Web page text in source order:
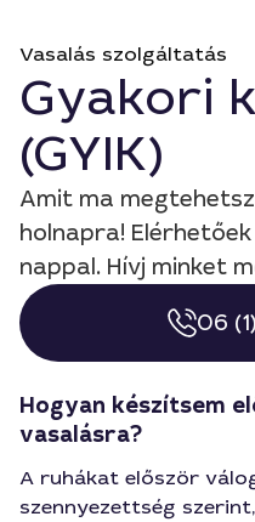
Vasalás szolgáltatás
Gyakori
(GYIK)
Amit ma
holnapra!
nappal. Hívj minket
06
Hogyan készítsem
vasalásra?
A ruhákat először
szennyezettség